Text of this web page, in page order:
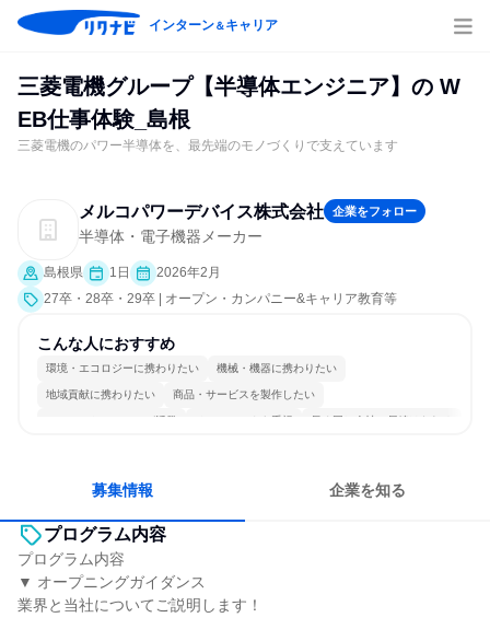
インターン＆キャリア
三菱電機グループ【半導体エンジニア】の W
EB仕事体験_島根
三菱電機のパワー半導体を、最先端のモノづくりで支えています
メルコパワーデバイス株式会社 企業をフォロー
半導体・電子機器メーカー
島根県 1日
2026年2月
27卒・28卒・29卒 | オープン・カンパニー&キャリア教育等
こんな人におすすめ
環境・エコロジーに携わりたい 機械・機器に携わりたい
地域貢献に携わりたい 商品・サービスを製作したい
コミュニケーションが活発 チームワークを重視 長く同じ会社に居続けられる
募集情報 企業を知る
プログラム内容
プログラム内容
▼ オープニングガイダンス
業界と当社についてご説明します！